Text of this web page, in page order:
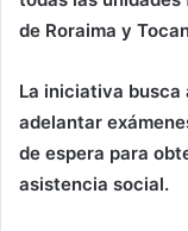
de Roraima y
La iniciativa busca
adelantar
de espera para
asistencia social.